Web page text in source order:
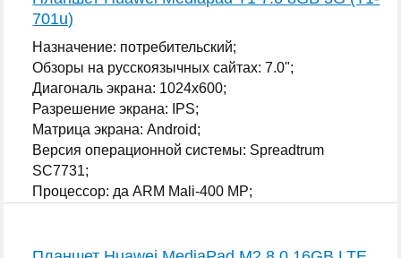
701u)
Назначение: потребительский;
Обзоры на русскоязычных сайтах: 7.0";
Диагональ экрана: 1024x600;
Разрешение экрана: IPS;
Матрица экрана: Android;
Версия операционной системы: Spreadtrum
SC7731;
Процессор: да ARM Mali-400 MP;